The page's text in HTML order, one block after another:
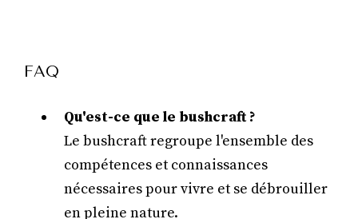
FAQ
Qu'est-ce que le bushcraft ?
Le bushcraft regroupe l'ensemble des
compétences et connaissances
nécessaires pour vivre et se débrouiller
en pleine nature.